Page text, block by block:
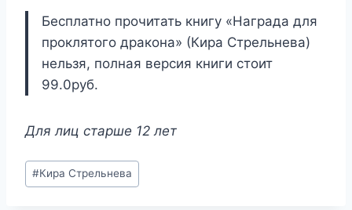
Бесплатно прочитать книгу «Награда для
проклятого дракона» (Кира Стрельнева)
нельзя, полная версия книги стоит
99.0руб.
Для лиц старше 12 лет
Метки
записи:
#Кира Стрельнева